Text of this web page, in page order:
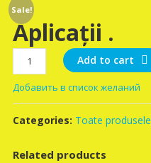
Sale!
Aplicații .
Aplicații
.
quantity
Add to cart
Добавить в список желаний
Categories: Toate produsele
Related products